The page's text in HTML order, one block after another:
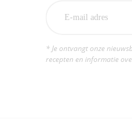
* Je ontvangt onze
recepten en informatie